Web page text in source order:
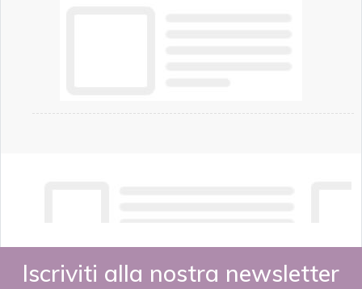
Iscriviti alla nostra newsletter